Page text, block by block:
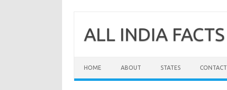
contentALL INDIA FACTS
HOME ABOUT STATES CONTACT